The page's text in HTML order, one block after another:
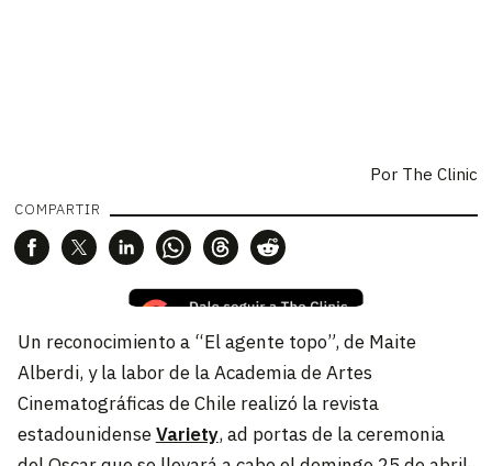
Por The Clinic
COMPARTIR
Un reconocimiento a “El agente topo”, de Maite
Alberdi, y la labor de la Academia de Artes
Cinematográficas de Chile realizó la revista
estadounidenseVariety, ad portas de la ceremonia